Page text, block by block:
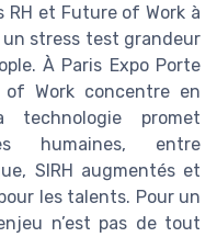
RH et Future of Work à
un stress test grandeur
À Paris Expo Porte
Work concentre en
promet
humaines, entre
SIRH augmentés et
les talents. Pour un
n’est pas de tout